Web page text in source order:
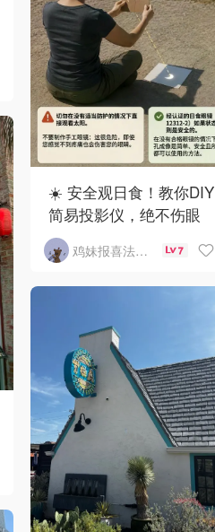
☀️ 安全观日食！教你DIY
简易投影仪，绝不伤眼
鸡妹报喜法国实用信息版 7